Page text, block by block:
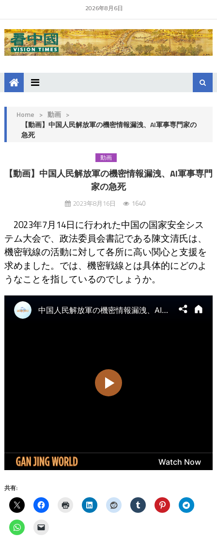
2026年8月6日
Home > 動画 >
【動画】中国人民解放軍の機密情報漏洩、AI軍事専門家の
急死
動画
【動画】中国人民解放軍の機密情報漏洩、AI軍事専門
家の急死
2023年8月16日 1640
2023年7月14日に行われた中国の国家安全シス
テム大会で、政法委員会書記である陳文清氏は、
機密戦線の活動に対して各所に高い関心と支援を
求めました。では、機密戦線とは具体的にどのよ
うなことを指しているのでしょうか。
共有: